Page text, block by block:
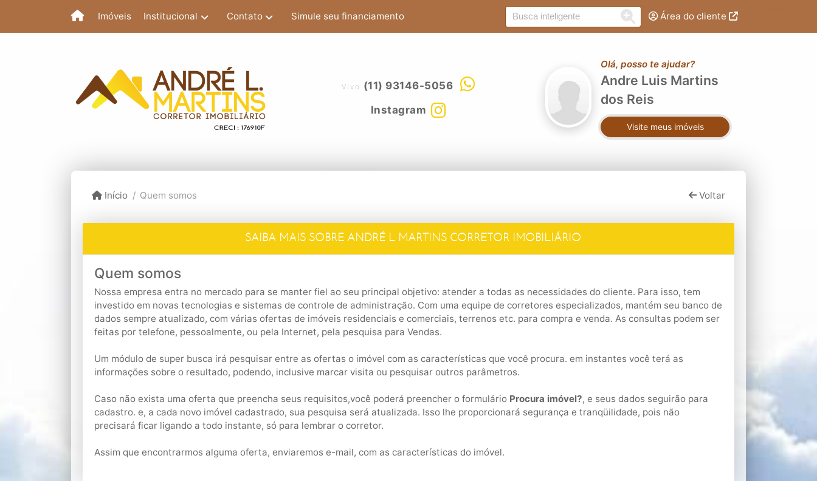
Imóveis Institucional Contato Simule seu financiamento Área do cliente
Vivo (11) 93146-5056
Instagram
Olá, posso te ajudar?
Andre Luis Martins
dos Reis
Visite meus imóveis
Início Quem somos Voltar
SAIBA MAIS SOBRE ANDRÉ L MARTINS CORRETOR IMOBILIÁRIO
Quem somos
Nossa empresa entra no mercado para se manter fiel ao seu principal objetivo: atender a todas as necessidades do cliente. Para isso, tem
investido em novas tecnologias e sistemas de controle de administração. Com uma equipe de corretores especializados, mantém seu banco de
dados sempre atualizado, com várias ofertas de imóveis residenciais e comerciais, terrenos etc. para compra e venda. As consultas podem ser
feitas por telefone, pessoalmente, ou pela Internet, pela pesquisa para Vendas.
Um módulo de super busca irá pesquisar entre as ofertas o imóvel com as características que você procura. em instantes você terá as
informações sobre o resultado, podendo, inclusive marcar visita ou pesquisar outros parâmetros.
Caso não exista uma oferta que preencha seus requisitos,você poderá preencher o formulário Procura imóvel?, e seus dados seguirão para
cadastro. e, a cada novo imóvel cadastrado, sua pesquisa será atualizada. Isso lhe proporcionará segurança e tranqüilidade, pois não
precisará ficar ligando a todo instante, só para lembrar o corretor.
Assim que encontrarmos alguma oferta, enviaremos e-mail, com as características do imóvel.